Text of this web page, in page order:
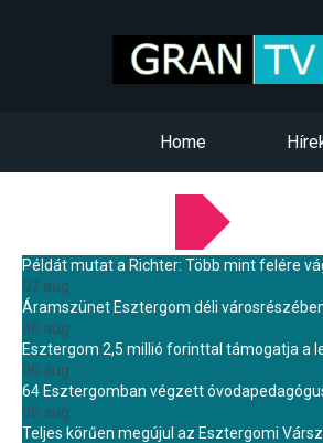
Home
Példát mutat a Richter: Több mint felére
07 aug.
Áramszünet Esztergom déli
06 aug.
Esztergom 2,5 millió forinttal támogatja a
06 aug.
64 Esztergomban végzett
06 aug.
Teljes körűen megújul az Esztergomi